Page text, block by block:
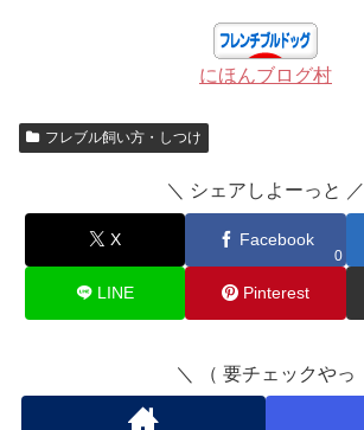
にほんブログ村
フレブル飼い方・しつけ
＼ シェアしよーっと ／
X Facebook
0
LINE Pinterest
＼ （ 要チェックやっ